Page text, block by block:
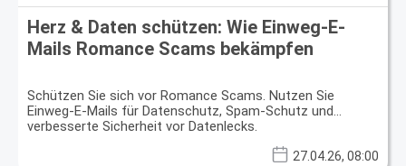
Herz & Daten schützen: Wie Einweg-E-
Mails Romance Scams bekämpfen
Schützen Sie sich vor Romance Scams. Nutzen Sie
Einweg-E-Mails für Datenschutz, Spam-Schutz und
verbesserte Sicherheit vor Datenlecks.
27.04.26, 08:00